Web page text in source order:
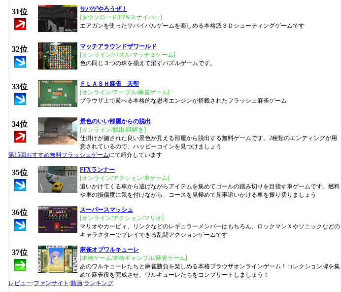
31位
サバゲやろうぜ！
[ダウンロード/FPS/スナイパー]
エアガンを使ったサバイバルゲームを楽しめる本格派３Ｄシューティングゲームです
32位
マッチアラウンドザワールド
[オンライン/パズル/マッチ３ゲーム]
色の同じ３つの珠を揃えて消すパズルゲームです。
33位
ＦＬＡＳＨ麻雀 天聖
[オンライン/テーブル/麻雀ゲーム]
ブラウザ上で遊べる本格的な思考エンジンが搭載されたフラッシュ麻雀ゲーム
34位
景色のいい部屋からの脱出
[オンライン/脱出/謎解き]
仕掛けが施された良い景色が見える部屋から脱出する無料ゲームです。2種類のエンディングが用
意されているので、ハッピーコインを見つけましょう
第15回おすすめ無料フラッシュゲームにて紹介しています
35位
FFXランナー
[オンライン/アクション/車ゲーム]
追いかけてくる車から逃げながらアイテムを集めてゴールの踏み切りを目指す車ゲームです。燃料
や車の損傷度に気を付けながら、コースを見極めて見事追いかける車を振り切りましょう
36位
スーパースマッシュ
[オンライン/アクション/マリオ]
マリオやカービィ、リンクなどのレギュラーメンバーはもちろん、ロックマンＸやソニックなどの
キャラクターでプレイできる乱闘アクションゲームです
37位
麻雀オブワルキューレ
[本格ゲーム/本格ギャンブル/麻雀ゲーム]
あのワルキューレたちと麻雀勝負を楽しめる本格ブラウザオンラインゲーム！コレクション牌を集
めて麻雀役を完成させ、ワルキューレたちをコンプリートしましょう！
レビュー:ファンサイト :動画:ランキング